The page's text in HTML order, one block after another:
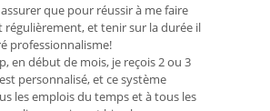
que pour réussir à me faire
régulièrement, et tenir sur la durée il
professionnalisme!
en début de mois, je reçois 2 ou 3
personnalisé, et ce système
les emplois du temps et à tous les